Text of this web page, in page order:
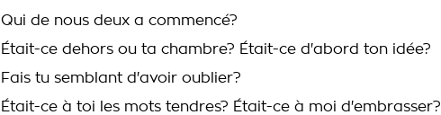
Qui de nous deux a commencé?
Était-ce dehors ou ta chambre? Était-ce d'abord ton idée?
Fais tu semblant d'avoir oublier?
Était-ce à toi les mots tendres? Était-ce à moi d'embrasser?